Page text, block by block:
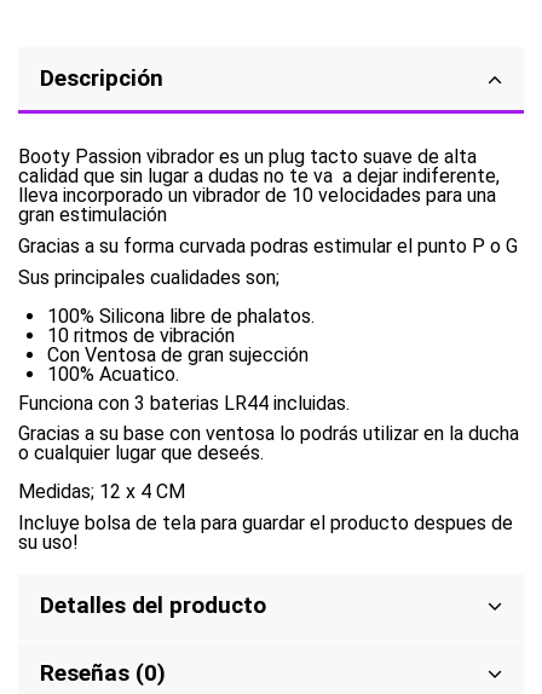
Descripción
Booty Passion vibrador es un plug tacto suave de alta
calidad que sin lugar a dudas no te va a dejar indiferente,
lleva incorporado un vibrador de 10 velocidades para una
gran estimulación
Gracias a su forma curvada podras estimular el punto P o G
Sus principales cualidades son;
100% Silicona libre de phalatos.
10 ritmos de vibración
Con Ventosa de gran sujección
100% Acuatico.
Funciona con 3 baterias LR44 incluidas.
Gracias a su base con ventosa lo podrás utilizar en la ducha
o cualquier lugar que deseés.
Medidas; 12 x 4 CM
Incluye bolsa de tela para guardar el producto despues de
su uso!
Detalles del producto
Reseñas (0)